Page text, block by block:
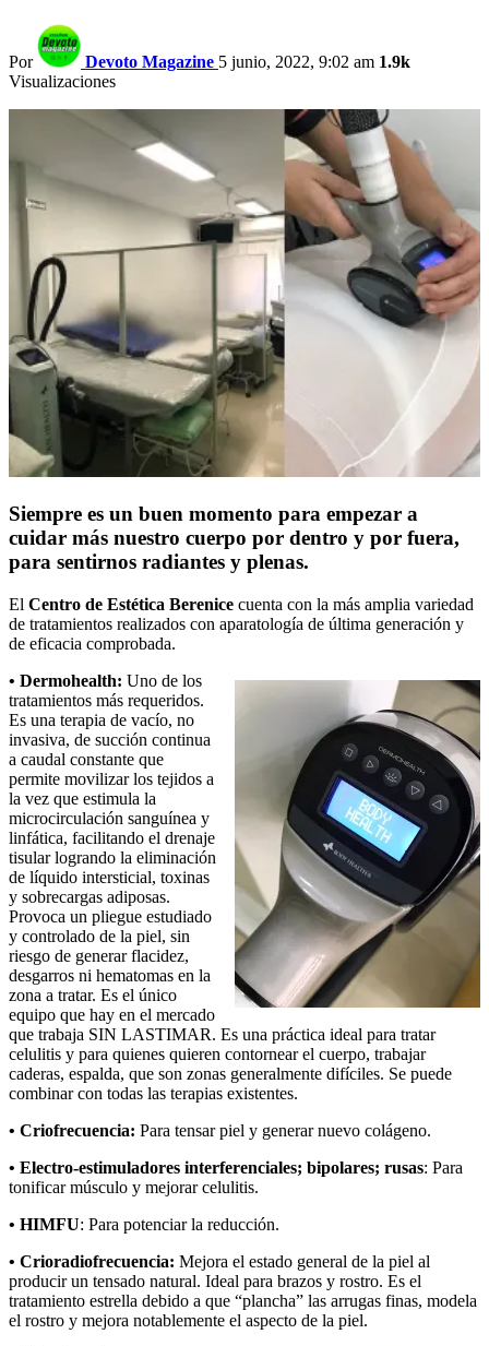
Por Devoto Magazine 5 junio, 2022, 9:02 am 1.9k
Visualizaciones
Siempre es un buen momento para empezar a
cuidar más nuestro cuerpo por dentro y por fuera,
para sentirnos radiantes y plenas.
El Centro de Estética Berenice cuenta con la más amplia variedad
de tratamientos realizados con aparatología de última generación y
de eficacia comprobada.
• Dermohealth: Uno de los
tratamientos más requeridos.
Es una terapia de vacío, no
invasiva, de succión continua
a caudal constante que
permite movilizar los tejidos a
la vez que estimula la
microcirculación sanguínea y
linfática, facilitando el drenaje
tisular logrando la eliminación
de líquido intersticial, toxinas
y sobrecargas adiposas.
Provoca un pliegue estudiado
y controlado de la piel, sin
riesgo de generar flacidez,
desgarros ni hematomas en la
zona a tratar. Es el único
equipo que hay en el mercado
que trabaja SIN LASTIMAR. Es una práctica ideal para tratar
celulitis y para quienes quieren contornear el cuerpo, trabajar
caderas, espalda, que son zonas generalmente difíciles. Se puede
combinar con todas las terapias existentes.
• Criofrecuencia: Para tensar piel y generar nuevo colágeno.
• Electro-estimuladores interferenciales; bipolares; rusas: Para
tonificar músculo y mejorar celulitis.
• HIMFU: Para potenciar la reducción.
• Crioradiofrecuencia: Mejora el estado general de la piel al
producir un tensado natural. Ideal para brazos y rostro. Es el
tratamiento estrella debido a que “plancha” las arrugas finas, modela
el rostro y mejora notablemente el aspecto de la piel.